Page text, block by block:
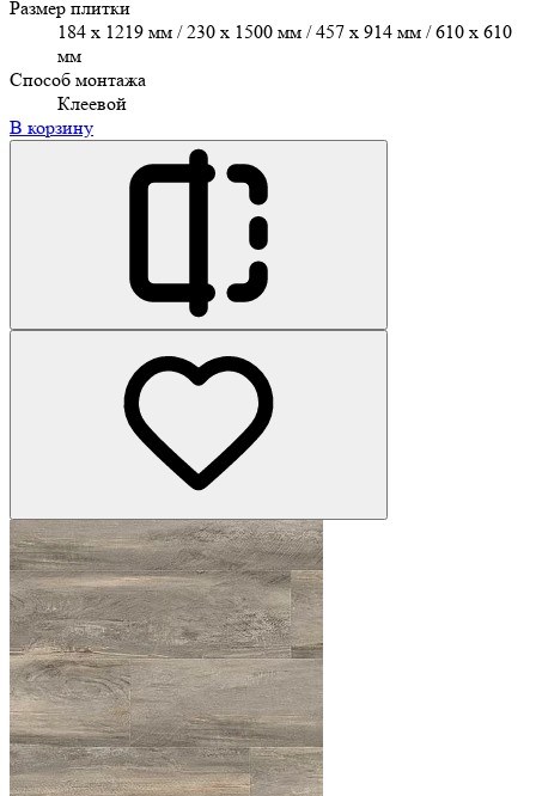
Размер плитки
184 x 1219 мм / 230 x 1500 мм / 457 х 914 мм / 610 x 610
мм
Способ монтажа
Клеевой
В корзину